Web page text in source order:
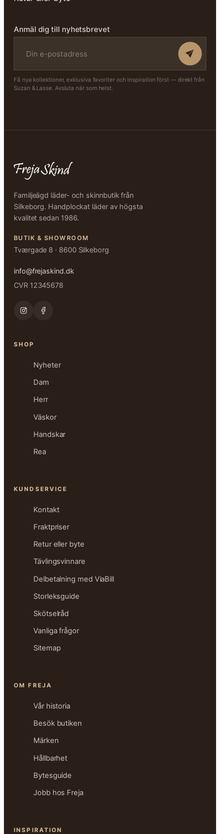
Anmäl dig till nyhetsbrevet
Få nya kollektioner, exklusiva favoriter och inspiration först — direkt från
Suzan & Lasse. Avsluta när som helst.
Familjeägd läder- och skinnbutik från
Silkeborg. Handplockat läder av högsta
kvalitet sedan 1986.
BUTIK & SHOWROOM
Tværgade 8 · 8600 Silkeborg
info@frejaskind.dk
CVR 12345678
SHOP
Nyheter
Dam
Herr
Väskor
Handskar
Rea
KUNDSERVICE
Kontakt
Fraktpriser
Retur eller byte
Tävlingsvinnare
Delbetalning med ViaBill
Storleksguide
Skötselråd
Vanliga frågor
Sitemap
OM FREJA
Vår historia
Besök butiken
Märken
Hållbarhet
Bytesguide
Jobb hos Freja
INSPIRATION